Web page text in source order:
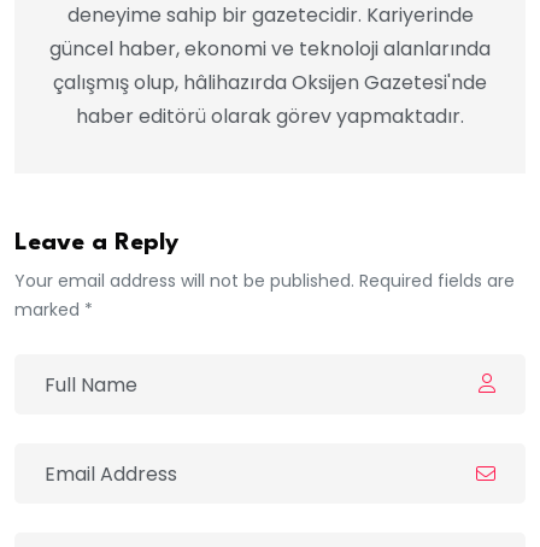
deneyime sahip bir gazetecidir. Kariyerinde
güncel haber, ekonomi ve teknoloji alanlarında
çalışmış olup, hâlihazırda Oksijen Gazetesi'nde
haber editörü olarak görev yapmaktadır.
Leave a Reply
Your email address will not be published. Required fields are
marked *